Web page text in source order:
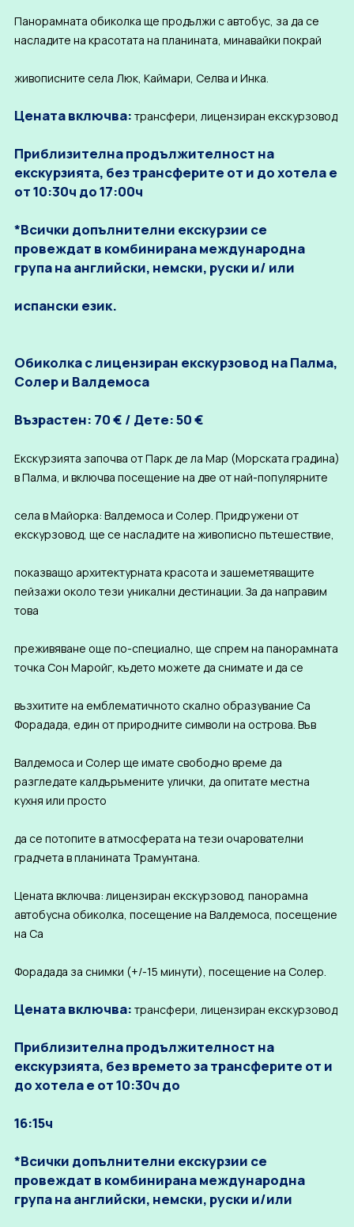
Панорамната обиколка ще продължи с автобус, за да се
насладите на красотата на планината, минавайки покрай
живописните села Люк, Каймари, Селва и Инка.
Цената включва: трансфери, лицензиран екскурзовод
Приблизителна продължителност на
екскурзията, без трансферите от и до хотела е
от 10:30ч до 17:00ч
*Всички допълнителни екскурзии се
провеждат в комбинирана международна
група на английски, немски, руски и/ или
испански език.
Обиколка с лицензиран екскурзовод на Палма,
Солер и Валдемоса
Възрастен: 70 € / Дете: 50 €
Екскурзията започва от Парк де ла Мар (Морската градина)
в Палма, и включва посещение на две от най-популярните
села в Майорка: Валдемоса и Солер. Придружени от
екскурзовод, ще се насладите на живописно пътешествие,
показващо архитектурната красота и зашеметяващите
пейзажи около тези уникални дестинации. За да направим
това
преживяване още по-специално, ще спрем на панорамната
точка Сон Маройг, където можете да снимате и да се
възхитите на емблематичното скално образувание Са
Форадада, един от природните символи на острова. Във
Валдемоса и Солер ще имате свободно време да
разгледате калдъръмените улички, да опитате местна
кухня или просто
да се потопите в атмосферата на тези очарователни
градчета в планината Трамунтана.
Цената включва: лицензиран екскурзовод, панорамна
автобусна обиколка, посещение на Валдемоса, посещение
на Са
Форадада за снимки (+/-15 минути), посещение на Солер.
Цената включва: трансфери, лицензиран екскурзовод
Приблизителна продължителност на
екскурзията, без времето за трансферите от и
до хотела е от 10:30ч до
16:15ч
*Всички допълнителни екскурзии се
провеждат в комбинирана международна
група на английски, немски, руски и/или